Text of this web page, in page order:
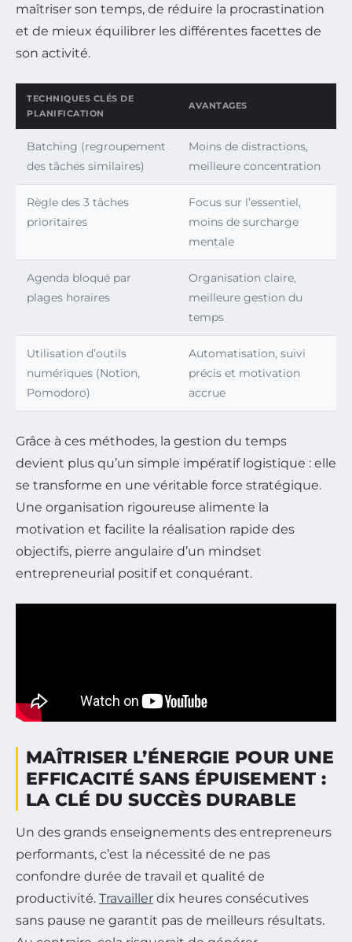
maîtriser son temps, de réduire la procrastination
et de mieux équilibrer les différentes facettes de
son activité.
TECHNIQUES CLÉS DE
PLANIFICATION
AVANTAGES
Batching (regroupement
des tâches similaires)
Moins de distractions,
meilleure concentration
Règle des 3 tâches
prioritaires
Focus sur l’essentiel,
moins de surcharge
mentale
Agenda bloqué par
plages horaires
Organisation claire,
meilleure gestion du
temps
Utilisation d’outils
numériques (Notion,
Pomodoro)
Automatisation, suivi
précis et motivation
accrue
Grâce à ces méthodes, la gestion du temps
devient plus qu’un simple impératif logistique : elle
se transforme en une véritable force stratégique.
Une organisation rigoureuse alimente la
motivation et facilite la réalisation rapide des
objectifs, pierre angulaire d’un mindset
entrepreneurial positif et conquérant.
MAÎTRISER L’ÉNERGIE POUR UNE
EFFICACITÉ SANS ÉPUISEMENT :
LA CLÉ DU SUCCÈS DURABLE
Un des grands enseignements des entrepreneurs
performants, c’est la nécessité de ne pas
confondre durée de travail et qualité de
productivité. Travailler dix heures consécutives
sans pause ne garantit pas de meilleurs résultats.